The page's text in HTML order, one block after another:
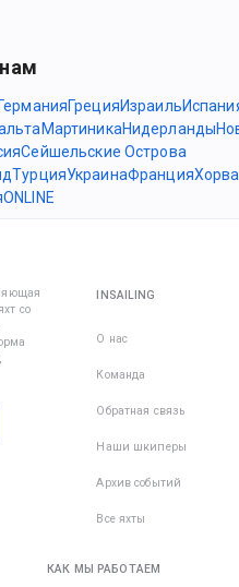
ГерманияГрецияИзраиль
МартиникаНидерланды
Сейшельские Острова
ТурцияУкраинаФранция
ONLINE
со
INSAILING
О нас
Команда
Обратная связь
Наши шкиперы
Архив событий
Все яхты
КАК МЫ РАБОТАЕМ